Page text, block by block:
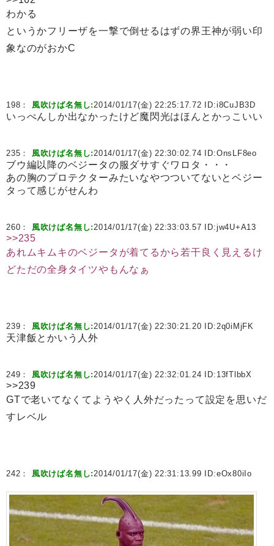
わかる
というかフリーザを一撃で倒せるはずの界王神が弱い印
象なのがおかC
198： 風吹けば名無し:2014/01/17(金) 22:25:17.72 ID:i8CuJB3D
いっぺんしか出なかったけど魔閃光はほんとかっこいい
235： 風吹けば名無し:2014/01/17(金) 22:30:02.74 ID:OnsLF8eo
ブウ編以降のベジータの服ダサすぐワロタ・・・
あの胸のプロテクターみたいなやつついてないとベジー
タって感じがせんわ
260： 風吹けば名無し:2014/01/17(金) 22:33:03.57 ID:jw4U+A13
>>235
あれムキムキのベジータが着てるから若干良く見えるけ
どただの全身タイツやもんなぁ
239： 風吹けば名無し:2014/01/17(金) 22:30:21.20 ID:2q0iMjFK
天津飯とかいう人外
249： 風吹けば名無し:2014/01/17(金) 22:32:01.24 ID: 13fTlbbX
>>239
GTで老いてなくてようやく人外だったって設定を思いだ
すレベル
242： 風吹けば名無し:2014/01/17(金) 22:31:13.99 ID:eOx80iIo